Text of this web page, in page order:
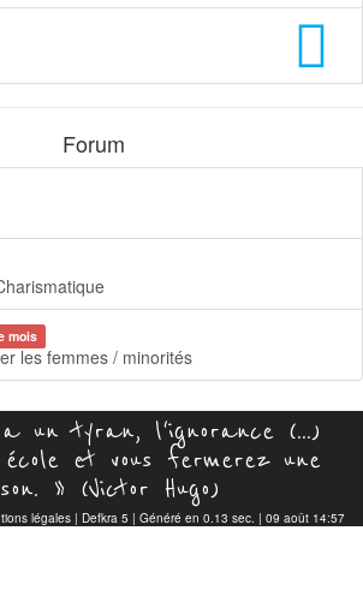
Forum
mois
les femmes / minorités
a un tyran, l'ignorance (...)
école et vous fermerez une
» (Victor Hugo)
légales | Defkra 5 | Généré en 0.13 sec. | 09 août 14:57